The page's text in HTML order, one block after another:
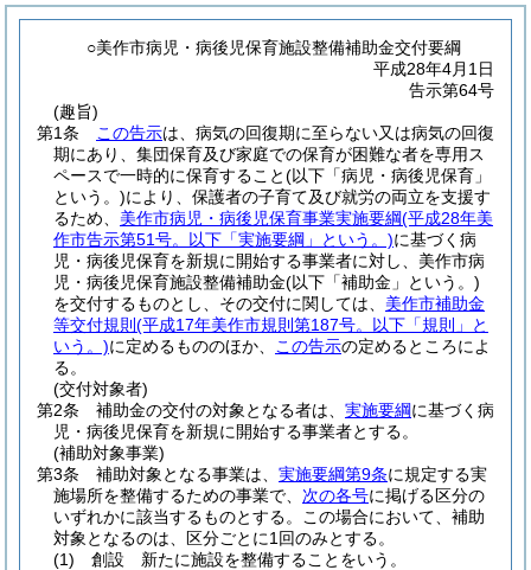
○美作市病児・病後児保育施設整備補助金交付要綱
平成28年4月1日
告示第64号
(趣旨)
第1条
この告示は、病気の回復期に至らない又は病気の回復
期にあり、集団保育及び家庭での保育が困難な者を専用ス
ペースで一時的に保育すること(以下「病児・病後児保育」
という。)により、保護者の子育て及び就労の両立を支援す
るため、 美作市病児・病後児保育事業実施要綱(平成28年美
作市告示第51号。以下「実施要綱」という。)に基づく病
児・病後児保育を新規に開始する事業者に対し、美作市病
児・病後児保育施設整備補助金(以下「補助金」という。)
を交付するものとし、その交付に関しては、 美作市補助金
等交付規則 (平成17年美作市規則第187号。以下「規則」と
いう。)に定めるもののほか、 この告示の定めるところによ
る。
(交付対象者)
第2条
補助金の交付の対象となる者は、 実施要綱に基づく病
児・病後児保育を新規に開始する事業者とする。
(補助対象事業)
第3条
補助対象となる事業は、 実施要綱第9条に規定する実
施場所を整備するための事業で、 次の各号に掲げる区分の
いずれかに該当するものとする。
この場合において、補助
対象となるのは、区分ごとに1回のみとする。
(1)
創設 新たに施設を整備することをいう。